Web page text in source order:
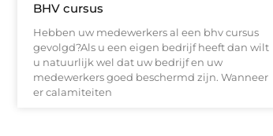
BHV cursus
Hebben uw medewerkers al een bhv cursus
gevolgd?Als u een eigen bedrijf heeft dan wilt
u natuurlijk wel dat uw bedrijf en uw
medewerkers goed beschermd zijn. Wanneer
er calamiteiten